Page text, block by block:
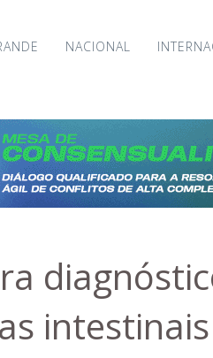
NACIONAL
intestinais